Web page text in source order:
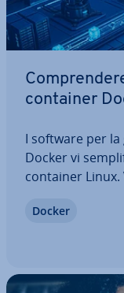
container
I software per
Docker vi
container
dati
Docker